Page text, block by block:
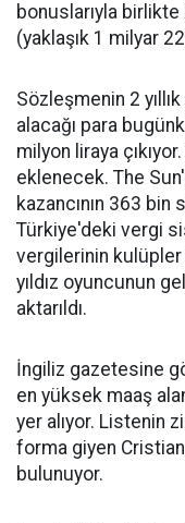
bonuslarıyla
(yaklaşık 1 milyar
Sözleşmenin 2
alacağı para
milyon liraya
eklenecek. The
kazancının 363 bin
Türkiye'deki vergi
vergilerinin kulüpler
yıldız oyuncunun
aktarıldı.
İngiliz gazetesine
en yüksek maaş
yer alıyor. Listenin
forma giyen
bulunuyor.